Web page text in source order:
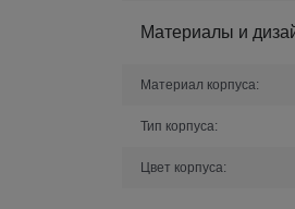
Материалы и
Материал корпуса:
Тип корпуса:
Цвет корпуса: